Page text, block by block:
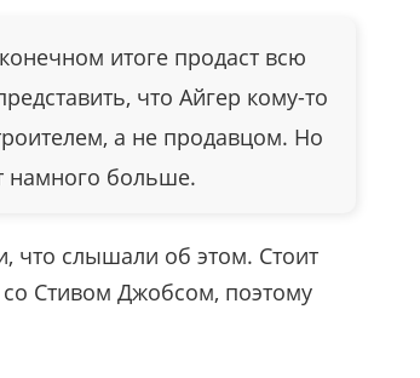
итоге продаст всю
что Айгер кому-то
а не продавцом. Но
намного больше.
что слышали об этом. Стоит
Стивом Джобсом, поэтому